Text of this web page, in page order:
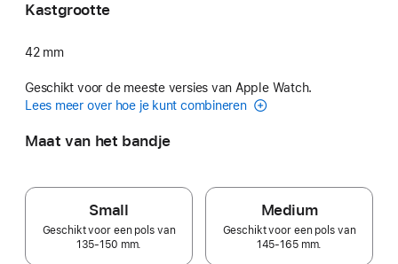
Kastgrootte
42 mm
Geschikt voor de meeste versies van Apple Watch.
Lees meer over hoe je kunt combineren
Maat van het bandje
Small
Geschikt voor een pols van
135-150 mm.
Medium
Geschikt voor een pols van
145-165 mm.